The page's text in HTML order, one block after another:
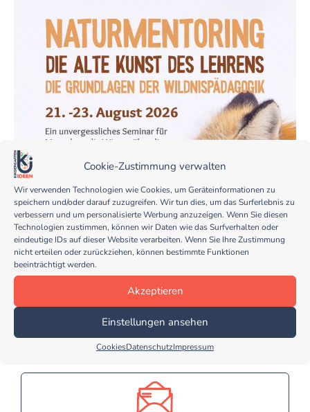
Cookie-Zustimmung verwalten
Wir verwenden Technologien wie Cookies, um Geräteinformationen zu
speichern und/oder darauf zuzugreifen. Wir tun dies, um das Surferlebnis zu
verbessern und um personalisierte Werbung anzuzeigen. Wenn Sie diesen
Technologien zustimmen, können wir Daten wie das Surfverhalten oder
eindeutige IDs auf dieser Website verarbeiten. Wenn Sie Ihre Zustimmung
nicht erteilen oder zurückziehen, können bestimmte Funktionen
beeinträchtigt werden.
Akzeptieren
Einstellungen ansehen
CookiesDatenschutzImpressum